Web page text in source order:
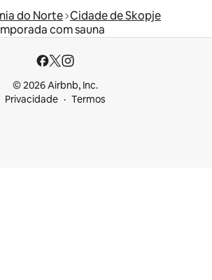
do Norte Cidade de Skopje
com sauna
© 2026 Airbnb, Inc.
Privacidade
Termos